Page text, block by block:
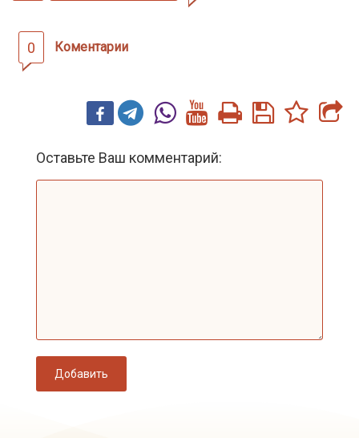
0 Коментарии
Оставьте Ваш комментарий:
Добавить